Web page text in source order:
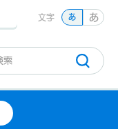
文字 あ あ